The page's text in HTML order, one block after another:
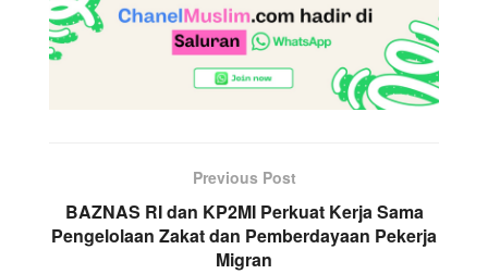
Previous Post
BAZNAS RI dan KP2MI Perkuat Kerja Sama
Pengelolaan Zakat dan Pemberdayaan Pekerja
Migran